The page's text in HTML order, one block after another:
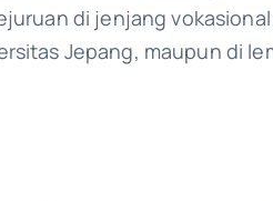
di jenjang
Jepang, maupun di